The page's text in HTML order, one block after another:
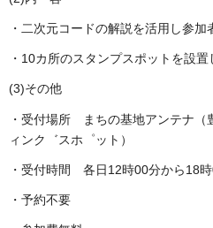
・二次元コードの解説を活用し参加
・10カ所のスタンプスポットを設置
(3)その他
・受付場所 まちの基地アンテナ
ィンク゛スホ゜ット）
・受付時間 各日12時00分から18
・予約不要